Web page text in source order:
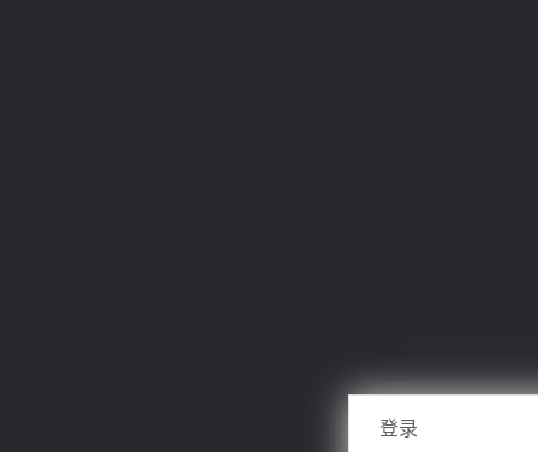
登录